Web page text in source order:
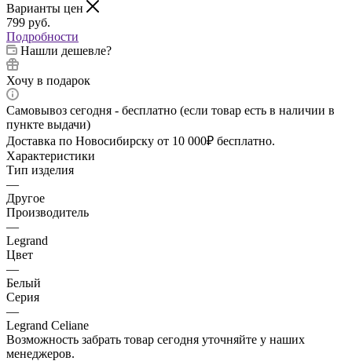
Варианты цен
799 руб.
Подробности
Нашли дешевле?
Хочу в подарок
Самовывоз сегодня - бесплатно (если товар есть в наличии в
пункте выдачи)
Доставка по Новосибирску от 10 000₽ бесплатно.
Характеристики
Тип изделия
—
Другое
Производитель
—
Legrand
Цвет
—
Белый
Серия
—
Legrand Celiane
Возможность забрать товар сегодня уточняйте у наших
менеджеров.